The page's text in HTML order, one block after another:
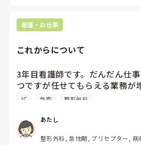
ったとは限らないと思います。
ど循環が不安定な場合に緊急で
だけが原因というより、心筋虚
の原因があった可能性も考えら
VFになった後についても、AED
いだったわけではないと思います
文面を見る限り、AFに気づいて
看護・お仕事
これからについて
3年目看護師です。だんだん仕
つですが任せてもらえる業務が
働いていますが、たしかに高齢
にはつながらないんじゃないか
も、循環器やICU、救命に移動
IC 急変 整形外科
あたし
整形外科, 急性期, プリセプター, 病